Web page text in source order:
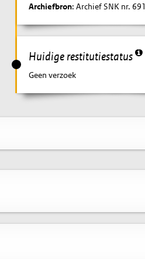
Archiefbron: Archief SNK nr. 691
Huidige restitutiestatus
Geen verzoek